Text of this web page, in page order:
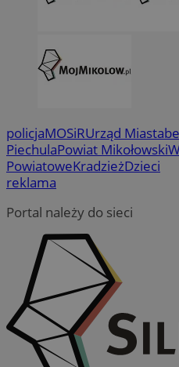
policjaMOSiRUrząd Miasta
PiechulaPowiat Mikołowski
PowiatoweKradzieżDzieci
reklama
Portal należy do sieci